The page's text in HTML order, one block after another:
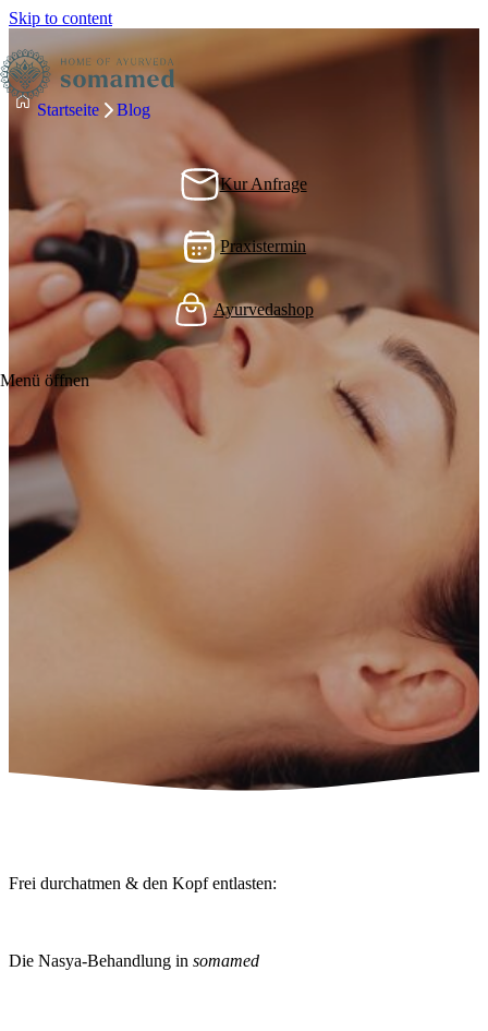
Skip to content
Kur Anfrage
Praxistermin
Ayurvedashop
Menü öffnen
Startseite Blog
Frei durchatmen & den Kopf entlasten:
Die Nasya-Behandlung in somamed